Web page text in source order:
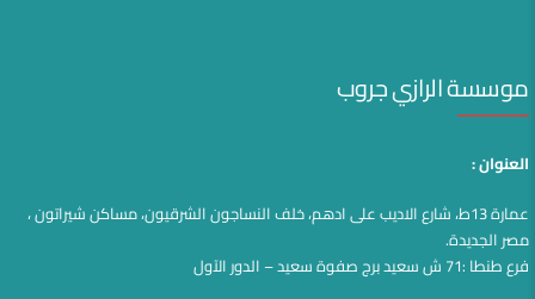
موسسة الرازي جروب
العنوان :
عمارة 13ط، شارع الاديب على ادهم، خلف النساجون الشرقيون، مساكن شيراتون ،
مصر الجديدة.
فرع طنطا :71 ش سعيد برج صفوة سعيد – الدور الآول